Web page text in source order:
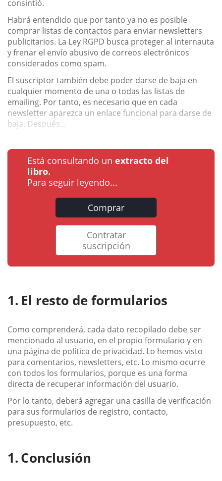
consintió.
Habrá entendido que por tanto ya no es posible
comprar listas de contactos para enviar newsletters
publicitarios. La Ley RGPD busca proteger al internauta
y frenar el envío abusivo de correos electrónicos
considerados como spam.
El suscriptor también debe poder darse de baja en
cualquier momento de una o todas las listas de
emailing. Por tanto, es necesario que en cada
newsletter aparezca un enlace funcional para darse de
baja. Después...
Está consultando un extracto del
libro.
Para seguir leyendo...
Comprar
Contratar
suscripción
El resto de formularios
Como comprenderá, cada dato recopilado debe ser
mencionado al usuario, en el propio formulario y en
una página de política de privacidad. Lo hemos visto
para comentarios, newsletters, etc. Lo mismo ocurre
con todos los formularios, porque es una forma
directa de recuperar información del usuario.
Por lo tanto, deberá agregar una casilla de verificación
para sus formularios de registro, contacto,
presupuesto, etc.
Conclusión